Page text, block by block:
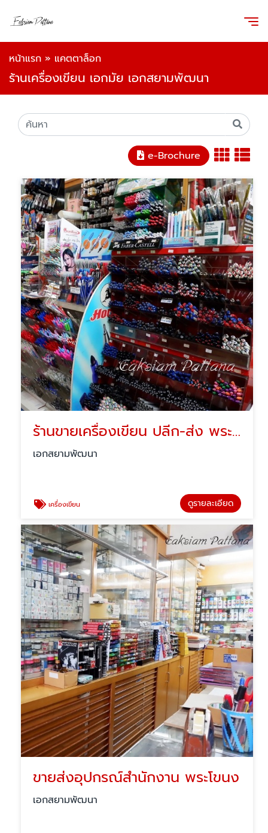
หน้าแรก » แคตตาล็อก
ร้านเครื่องเขียน เอกมัย เอกสยามพัฒนา
e-Brochure
ร้านขายเครื่องเขียน ปลีก-ส่ง พระโขนง
เอกสยามพัฒนา
เครื่องเขียน ดูรายละเอียด
ขายส่งอุปกรณ์สำนักงาน พระโขนง
เอกสยามพัฒนา